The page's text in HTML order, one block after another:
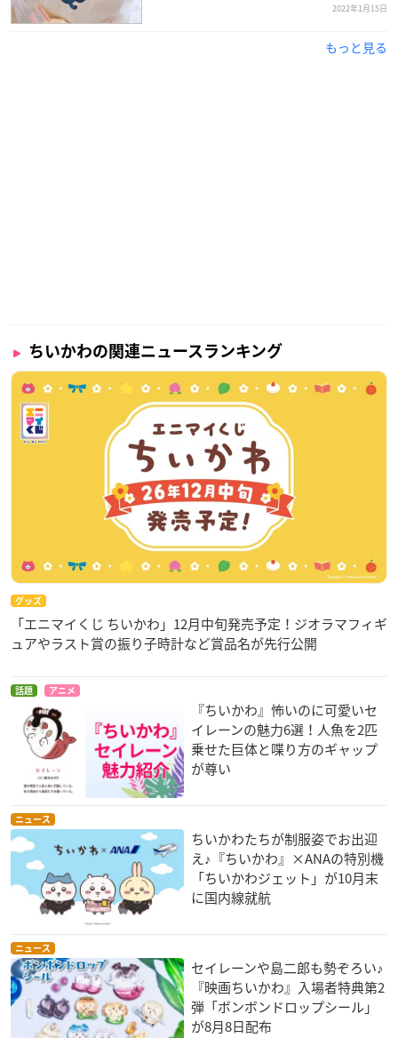
2022年1月15日
もっと見る
ちいかわの関連ニュースランキング
グッズ
「エニマイくじ ちいかわ」12月中旬発売予定！ジオラマフィギ
ュアやラスト賞の振り子時計など賞品名が先行公開
話題 アニメ
『ちいかわ』怖いのに可愛いセ
イレーンの魅力6選！人魚を2匹
乗せた巨体と喋り方のギャップ
が尊い
ニュース
ちいかわたちが制服姿でお出迎
え♪『ちいかわ』×ANAの特別機
「ちいかわジェット」が10月末
に国内線就航
ニュース
セイレーンや島二郎も勢ぞろい♪
『映画ちいかわ』入場者特典第2
弾「ボンボンドロップシール」
が8月8日配布